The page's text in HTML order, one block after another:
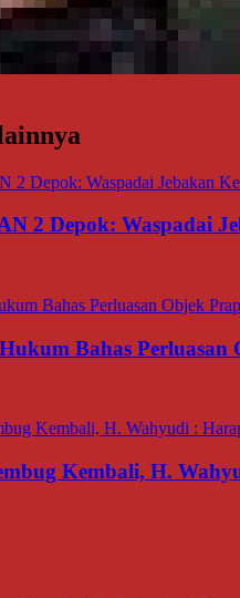
2 Depok: Waspadai
Bahas
Kembali, H.